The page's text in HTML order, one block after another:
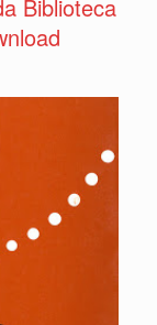
Biblioteca